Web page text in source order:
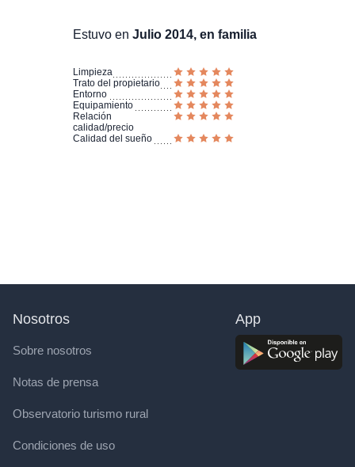
Estuvo en Julio 2014, en familia
Limpieza
Trato del propietario
Entorno
Equipamiento
Relación
calidad/precio
Calidad del sueño
Nosotros
Sobre nosotros
Notas de prensa
Observatorio turismo rural
Condiciones de uso
App